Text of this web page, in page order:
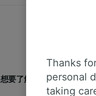
想要了解跟多从
Thanks
personal
taking